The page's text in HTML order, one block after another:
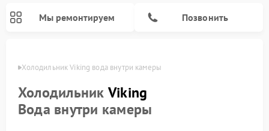
Мы ремонтируем Позвонить
Холодильник Viking вода внутри камеры
Холодильник Viking
Вода внутри камеры